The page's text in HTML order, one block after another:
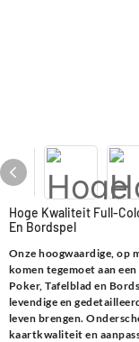
Hoge Kwaliteit Full-
En Bordspel
Onze hoogwaardige, op
komen tegemoet aan
Poker, Tafelblad en
levendige en
leven brengen.
kaartkwaliteit en